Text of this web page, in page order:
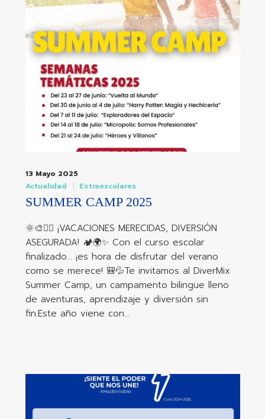
13 Mayo 2025
Actualidad
Extraescolares
SUMMER CAMP 2025
🌞🎨🏃‍♂️ ¡VACACIONES MERECIDAS, DIVERSIÓN
ASEGURADA! 🏕️🌍✨ Con el curso escolar
finalizado… ¡es hora de disfrutar del verano
como se merece! 🎒💦Te invitamos al DiverMix
Summer Camp, un campamento bilingüe lleno
de aventuras, aprendizaje y diversión sin
fin.Este año viene con…